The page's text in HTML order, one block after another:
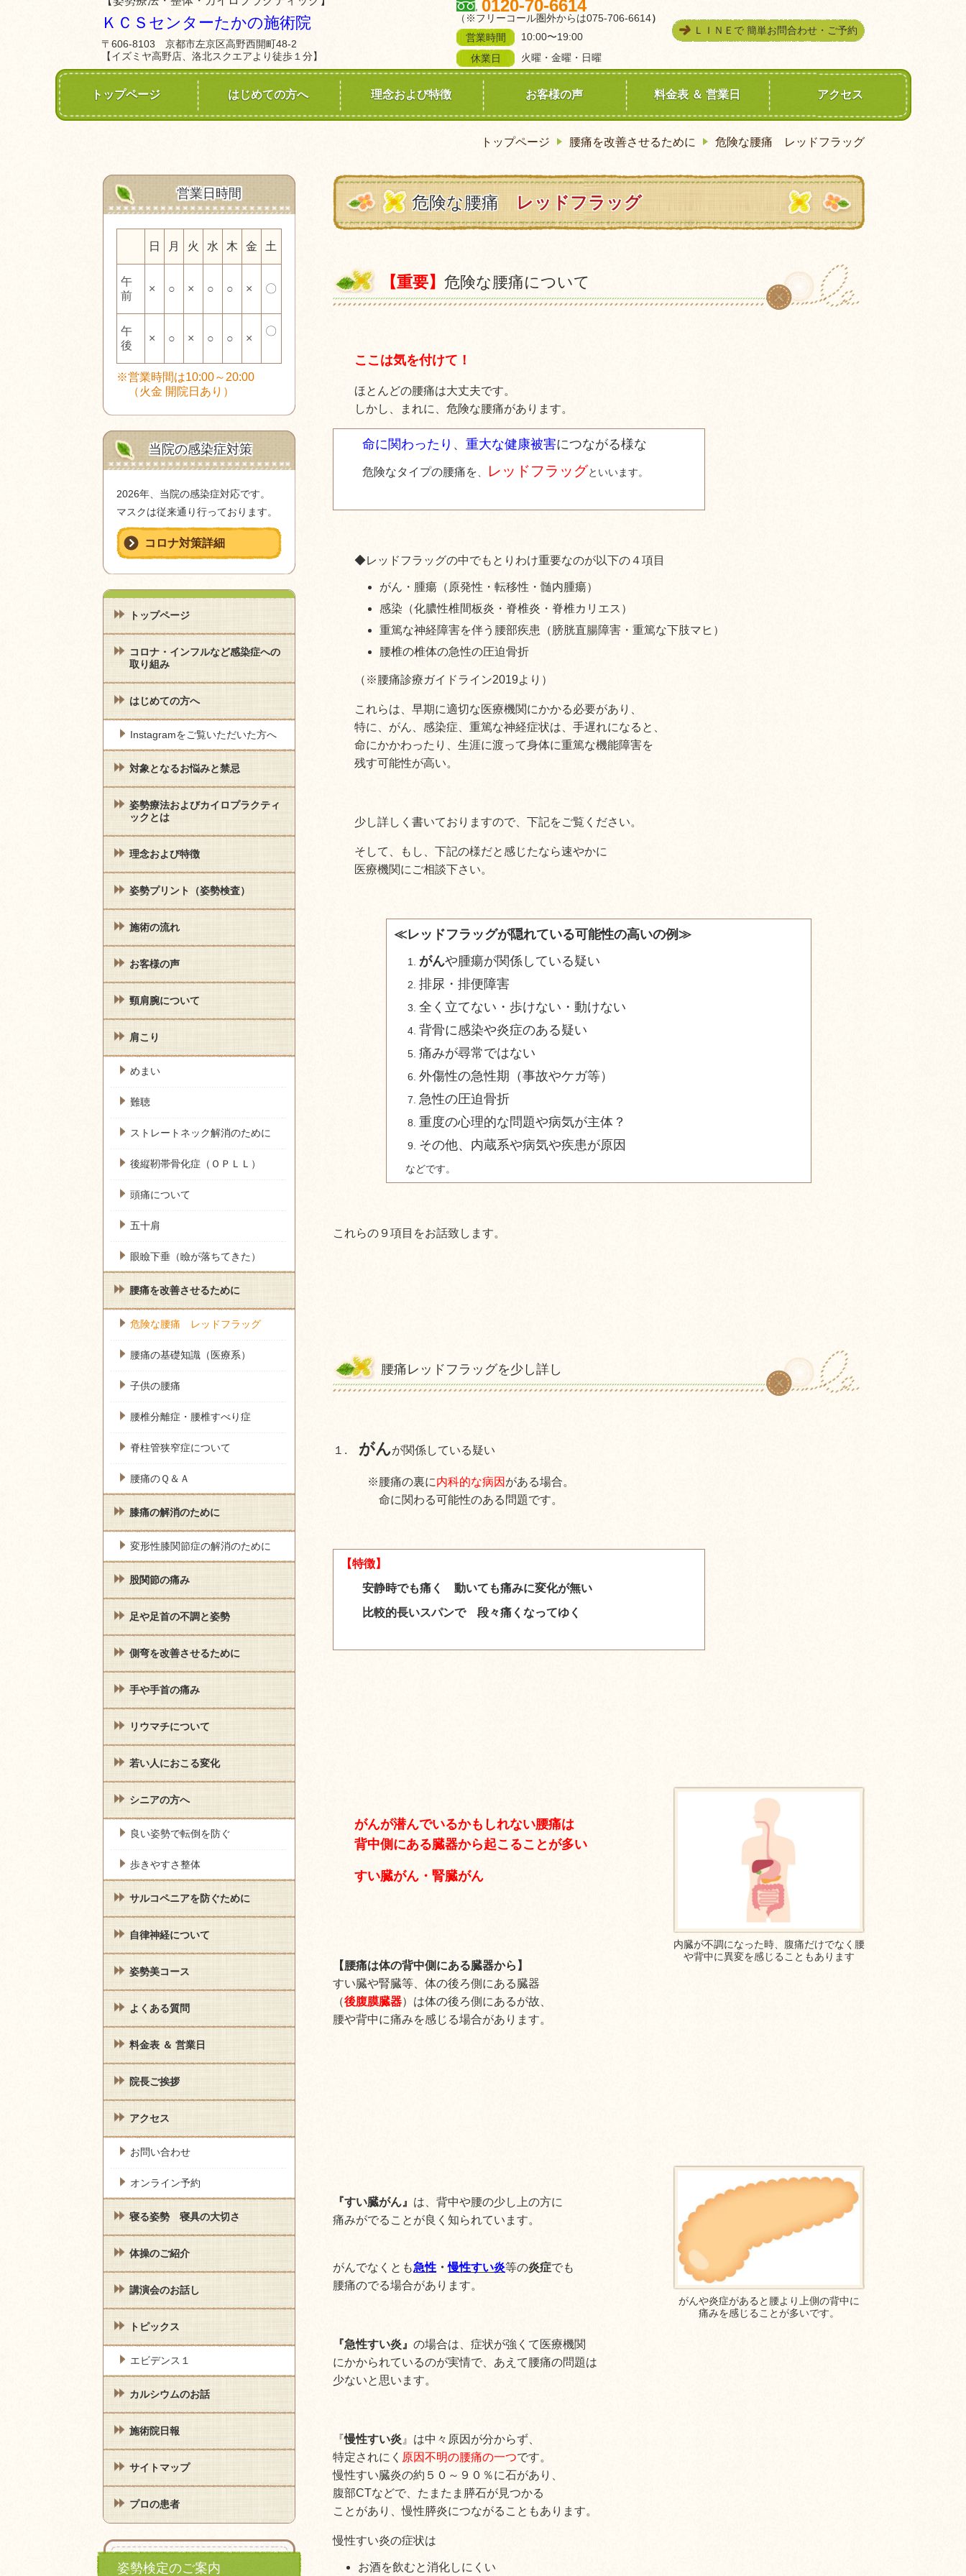
ＫＣＳセンターたかの施術院
〒606-8103 京都市左京区高野西開町48-2
【イズミヤ高野店、洛北スクエアより徒歩１分】
0120-70-6614
（※フリーコール圏外からは075-706-6614）
営業時間
10:00〜19:00
休業日
火曜・金曜・日曜
ＬＩＮＥで 簡単お問合わせ・ご予約
トップページ はじめての方へ 理念および特徴 お客様の声 料金表 ＆ 営業日 アクセス
トップページ 腰痛を改善させるために 危険な腰痛 レッドフラッグ
危険な腰痛 レッドフラッグ
【重要】 危険な腰痛について
ここは気を付けて！
ほとんどの腰痛は大丈夫です。
しかし、まれに、危険な腰痛があります。
命に関わったり 、 重大な健康被害につながる様な
危険なタイプの腰痛を レッドフラッグといいます。
◆レッドフラッグの中でもとりわけ重要なのが以下の４項目
がん・腫瘍（原発性・転移性・髄内腫瘍）
感染（化膿性椎間板炎・脊椎炎・脊椎カリエス）
重篤な神経障害を伴う腰部疾患（膀胱直腸障害・重篤な下肢マヒ）
腰椎の椎体の急性の圧迫骨折
（※腰痛診療ガイドライン2019より）
これらは、早期に適切な医療機関にかかる必要があり、
特に、がん、感染症、重篤な神経症状は、手遅れになると、
命にかかわったり、生涯に渡って身体に重篤な機能障害を
残す可能性が高い。
少し詳しく書いておりますので、下記をご覧ください。
そして、もし、下記の様だと感じたなら速やかに
医療機関にご相談下さい。
≪レッドフラッグが隠れている可能性の高いの例≫
がんや腫瘍が関係している疑い
排尿・排便障害
全く立てない・ 歩けない・動けない
背骨に感染や炎症のある疑い
痛みが尋常ではない
外傷性の急性期 （事故やケガ等）
急性の圧迫骨折
重度の心理的な問題や病気が主体？
その他、 内蔵系や病気や疾患が原因
などです。
これらの９項目をお話致します。
腰痛レッドフラッグを少し詳し
１. がんが関係している疑い
※腰痛の裏に内科的な病因 がある場合。
命に関わる可能性のある 問題です。
【特徴】
安静時でも痛く 動いても痛みに変化が無い
比較的長いスパンで 段々痛くなってゆく
内臓が不調になった時、腹痛だけでなく腰
や背中に異変を感じることもあります
がんが潜んでいるかもしれない腰痛は
背中側にある臓器から起こることが多い
すい臓がん・腎臓がん
【腰痛は体の背中側にある臓器から】
すい臓や腎臓等、体の後ろ側にある臓器
（後腹膜臓器）は体の後ろ側にあるが故、
腰や背中に痛みを感じる場合があり ます。
がんや炎症があると腰より上側の背中に
痛みを感じることが多いです。
『すい臓がん 』 は、背中や腰の少し上の方に
痛みがでることが良く知られています。
がんでなくとも急性 ・慢性すい炎等の炎症でも
腰痛のでる場合があります。
『急性すい炎 』 の場合は、症状が強くて医療機関
にかかられているのが実情で、あえて腰痛の問題は
少ないと思います。
『慢性すい炎 』は中々原因が分からず、
特定されにく 原因不明の腰痛の一つです。
慢性すい臓炎の約５０～９０％に石があり、
腹部CTなどで、たまたま膵石が見つかる
ことがあり、慢性膵炎につながることもあります。
慢性すい炎の症状は
お酒を飲むと消化しにくい
営業日時間
日 月 火 水 木 金 土
午
前
× ○ × ○ ○ × 〇
午
後
× ○ × ○ ○ ×
〇
※営業時間は10:00～20:00
（火金 開院日あり）
当院の感染症対策
2026年、当院の感染症対応です。
マスクは従来通り行っております。
コロナ対策詳細
トップページ
コロナ・インフルなど感染症への
取り組み
はじめての方へ
Instagramをご覧いただいた方へ
対象となるお悩みと禁忌
姿勢療法およびカイロプラクティ
ックとは
理念および特徴
姿勢プリント（姿勢検査）
施術の流れ
お客様の声
頸肩腕について
肩こり
めまい
難聴
ストレートネック解消のために
後縦靭帯骨化症（ＯＰＬＬ）
頭痛について
五十肩
眼瞼下垂（瞼が落ちてきた）
腰痛を改善させるために
危険な腰痛 レッドフラッグ
腰痛の基礎知識（医療系）
子供の腰痛
腰椎分離症・腰椎すべり症
脊柱管狭窄症について
腰痛のＱ＆Ａ
膝痛の解消のために
変形性膝関節症の解消のために
股関節の痛み
足や足首の不調と姿勢
側弯を改善させるために
手や手首の痛み
リウマチについて
若い人におこる変化
シニアの方へ
良い姿勢で転倒を防ぐ
歩きやすさ整体
サルコペニアを防ぐために
自律神経について
姿勢美コース
よくある質問
料金表 ＆ 営業日
院長ご挨拶
アクセス
お問い合わせ
オンライン予約
寝る姿勢 寝具の大切さ
体操のご紹介
講演会のお話し
トピックス
エビデンス１
カルシウムのお話
施術院日報
サイトマップ
プロの患者
姿勢検定のご案内